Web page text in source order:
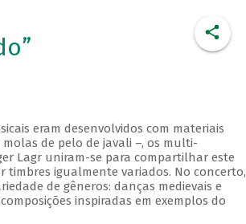
eram desenvolvidos com materiais
de pelo de javali –, os multi-
Lagr uniram-se para compartilhar este
timbres igualmente variados. No concerto,
de gêneros: danças medievais e
inspiradas em exemplos do